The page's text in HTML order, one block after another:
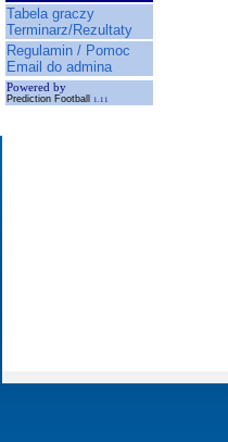
Tabela graczy
Terminarz/Rezultaty
Regulamin / Pomoc
Email do admina
Powered by
Prediction Football 1.11